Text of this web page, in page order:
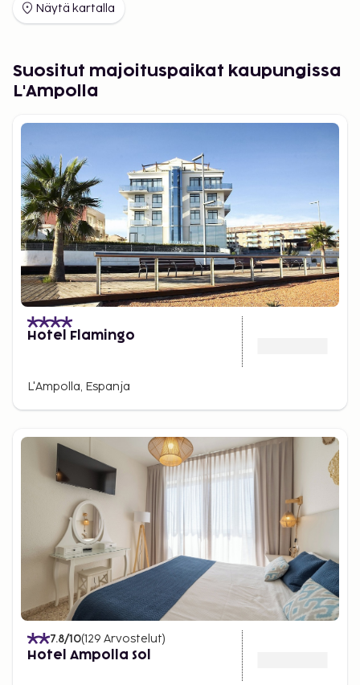
Näytä kartalla
Suositut majoituspaikat kaupungissa
L'Ampolla
Hotel Flamingo
L'Ampolla, Espanja
7.8/10(129 Arvostelut)
Hotel Ampolla Sol